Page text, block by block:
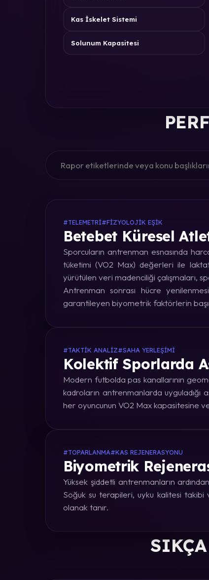
Kas İskelet Sistemi
Solunum Kapasitesi
#TELEMETRI#FIZYOLOJIK EŞIK
Betebet Küresel
Sporcuların antrenman esnasında
tüketimi (VO2 Max) değerleri ile
yürütülen veri madenciliği çalışmaları,
Antrenman sonrası hücre
garantileyen biyometrik faktörlerin
#TAKTIK ANALIZ#SAHA YERLEŞIMI
Kolektif Sporlarda
Modern futbolda pas kanallarının
kadroların antrenmanlarda
her oyuncunun VO2 Max kapasitesine
#TOPARLANMA#KAS REJENERASYONU
Biyometrik
Yüksek şiddetli antrenmanların
Soğuk su terapileri, uyku kalitesi takibi
olanak tanır.